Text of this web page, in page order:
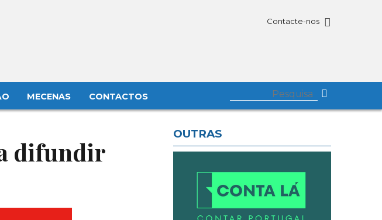
Contacte-nos
MECENAS CONTACTOS
difundir
OUTRAS